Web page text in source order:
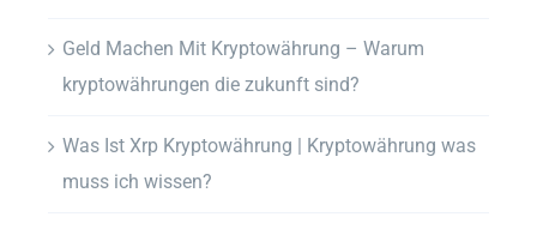
Geld Machen Mit Kryptowährung – Warum
kryptowährungen die zukunft sind?
Was Ist Xrp Kryptowährung | Kryptowährung was
muss ich wissen?